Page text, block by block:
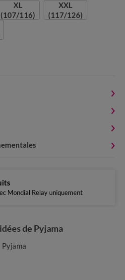
XL
(107/116)
XXL
(117/126)
Mondial Relay uniquement
de Pyjama
Pyjama